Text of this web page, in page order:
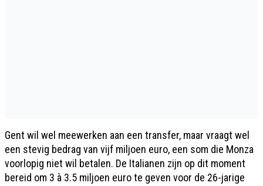
Gent wil wel meewerken aan een transfer, maar vraagt wel
een stevig bedrag van vijf miljoen euro, een som die Monza
voorlopig niet wil betalen. De Italianen zijn op dit moment
bereid om 3 à 3.5 miljoen euro te geven voor de 26-jarige